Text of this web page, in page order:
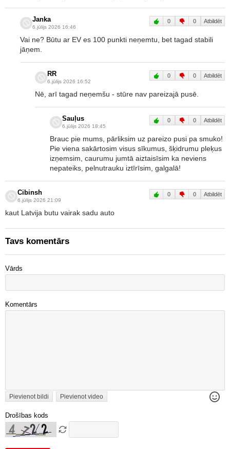
Janka
6.jūlijs 2026 16:46
0 0 Atbildēt
Vai ne? Būtu ar EV es 100 punkti neņemtu, bet tagad stabili
jāņem.
RR
6.jūlijs 2026 16:52
0 0 Atbildēt
Nē, arī tagad neņemšu - stūre nav pareizajā pusē.
Sauļus
6.jūlijs 2026 18:45
0 0 Atbildēt
Brauc pie mums, pārliksim uz pareizo pusi pa smuko!
Pie viena sakārtosim visus sīkumus, šķidrumu pleķus
izņemsim, caurumu jumtā aiztaisīsim ka neviens
nepateiks, pelnutrauku iztīrīsim, galgalā!
Cibinsh
6.jūlijs 2026 21:09
0 0 Atbildēt
kaut Latvija butu vairak sadu auto
Tavs komentārs
Vārds
Komentārs
Pievienot bildi Pievienot video
Drošības kods